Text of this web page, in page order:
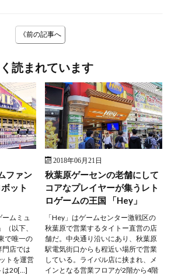
《前の記事へ
読まれています
ファン
ット
ムミュ
（以下、
で唯一の
門店では
トを運営
は20[…]
2018年06月21日
秋葉原ゲーセンの老舗にして
コアなプレイヤーが集うレト
ロゲームの王国 「Hey」
「Hey」はゲームセンター激戦区の
秋葉原で営業するタイトー直営の店
舗だ。中央通り沿いにあり、秋葉原
駅電気街口からも程近い場所で営業
している。ライバル店に挟まれ、メ
インとなる営業フロアが2階から4階